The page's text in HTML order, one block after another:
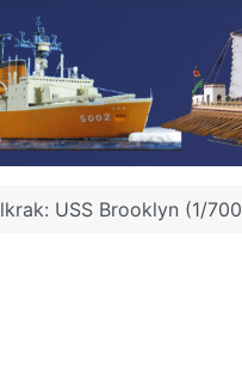
USS Brooklyn (1/